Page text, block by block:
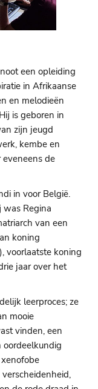
een opleiding
in Afrikaanse
en melodieën
is geboren in
zijn jeugd
kembe en
de
in voor België.
was Regina
van een
koning
voorlaatste koning
jaar over het
leerproces; ze
mooie
vinden, een
oordeelkundig